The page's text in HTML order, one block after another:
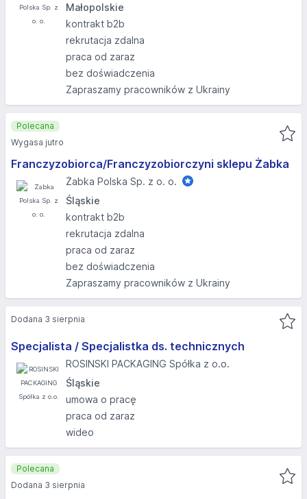
Małopolskie
kontrakt b2b
rekrutacja zdalna
praca od zaraz
bez doświadczenia
Zapraszamy pracowników z Ukrainy
Franczyzobiorca/Franczyzobiorczyni sklepu Żabka
Żabka Polska Sp. z o. o.
Śląskie
kontrakt b2b
rekrutacja zdalna
praca od zaraz
bez doświadczenia
Zapraszamy pracowników z Ukrainy
Polecana
Wygasa jutro
Specjalista / Specjalistka ds. technicznych
ROSINSKI PACKAGING Spółka z o.o.
Śląskie
umowa o pracę
praca od zaraz
wideo
Dodana 3 sierpnia
Polecana
Dodana 3 sierpnia